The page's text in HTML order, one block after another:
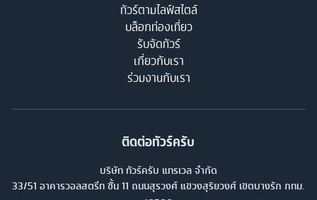
ทัวร์ตามไลฟ์สไตล์
บล็อกท่องเที่ยว
รับจัดทัวร์
เกี่ยวกับเรา
ร่วมงานกับเรา
ติดต่อทัวร์ครับ
บริษัท ทัวร์ครับ แทรเวล จำกัด
33/51 อาคารวอลสตรีท ชั้น 11 ถนนสุรวงศ์ แขวงสุริยวงศ์ เขตบางรัก กทม.